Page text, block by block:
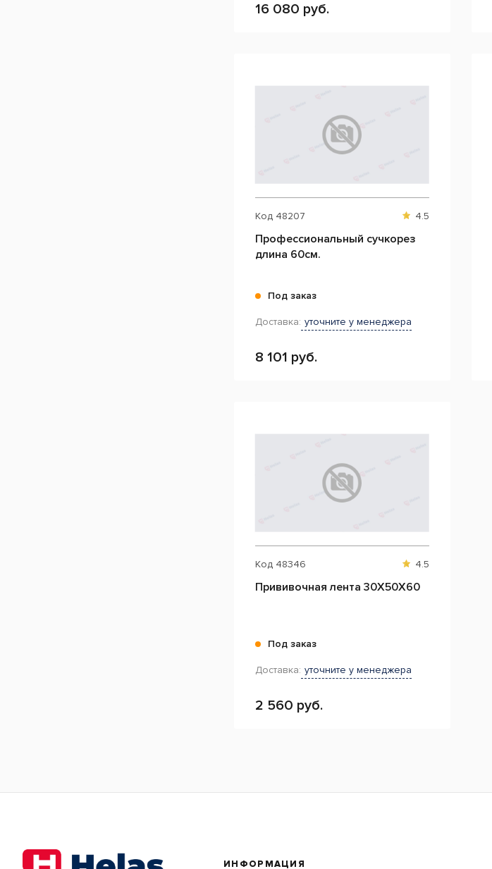
16 080 руб.
Код 48207 4.5
Профессиональный сучкорез
длина 60см.
Под заказ
Доставка: уточните у менеджера
8 101 руб.
Код 48346 4.5
Прививочная лента 30Х50Х60
Под заказ
Доставка: уточните у менеджера
2 560 руб.
ИНФОРМАЦИЯ